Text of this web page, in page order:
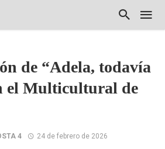
de “Adela, todavía
el Multicultural de
4 24 de febrero de 2026